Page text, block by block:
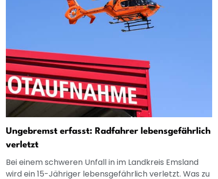
Ungebremst erfasst: Radfahrer lebensgefährlich
verletzt
Bei einem schweren Unfall in im Landkreis Emsland
wird ein 15-Jähriger lebensgefährlich verletzt. Was zu